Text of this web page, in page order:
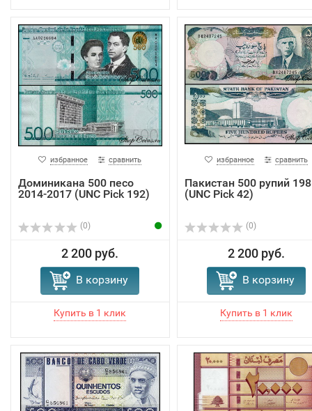
избранное сравнить
Доминикана 500 песо
2014-2017 (UNC Pick 192)
(0)
2 200 руб.
В корзину
избранное сравнить
Пакистан 500 рупий
(UNC Pick 42)
(0)
2 200 руб.
В корзину